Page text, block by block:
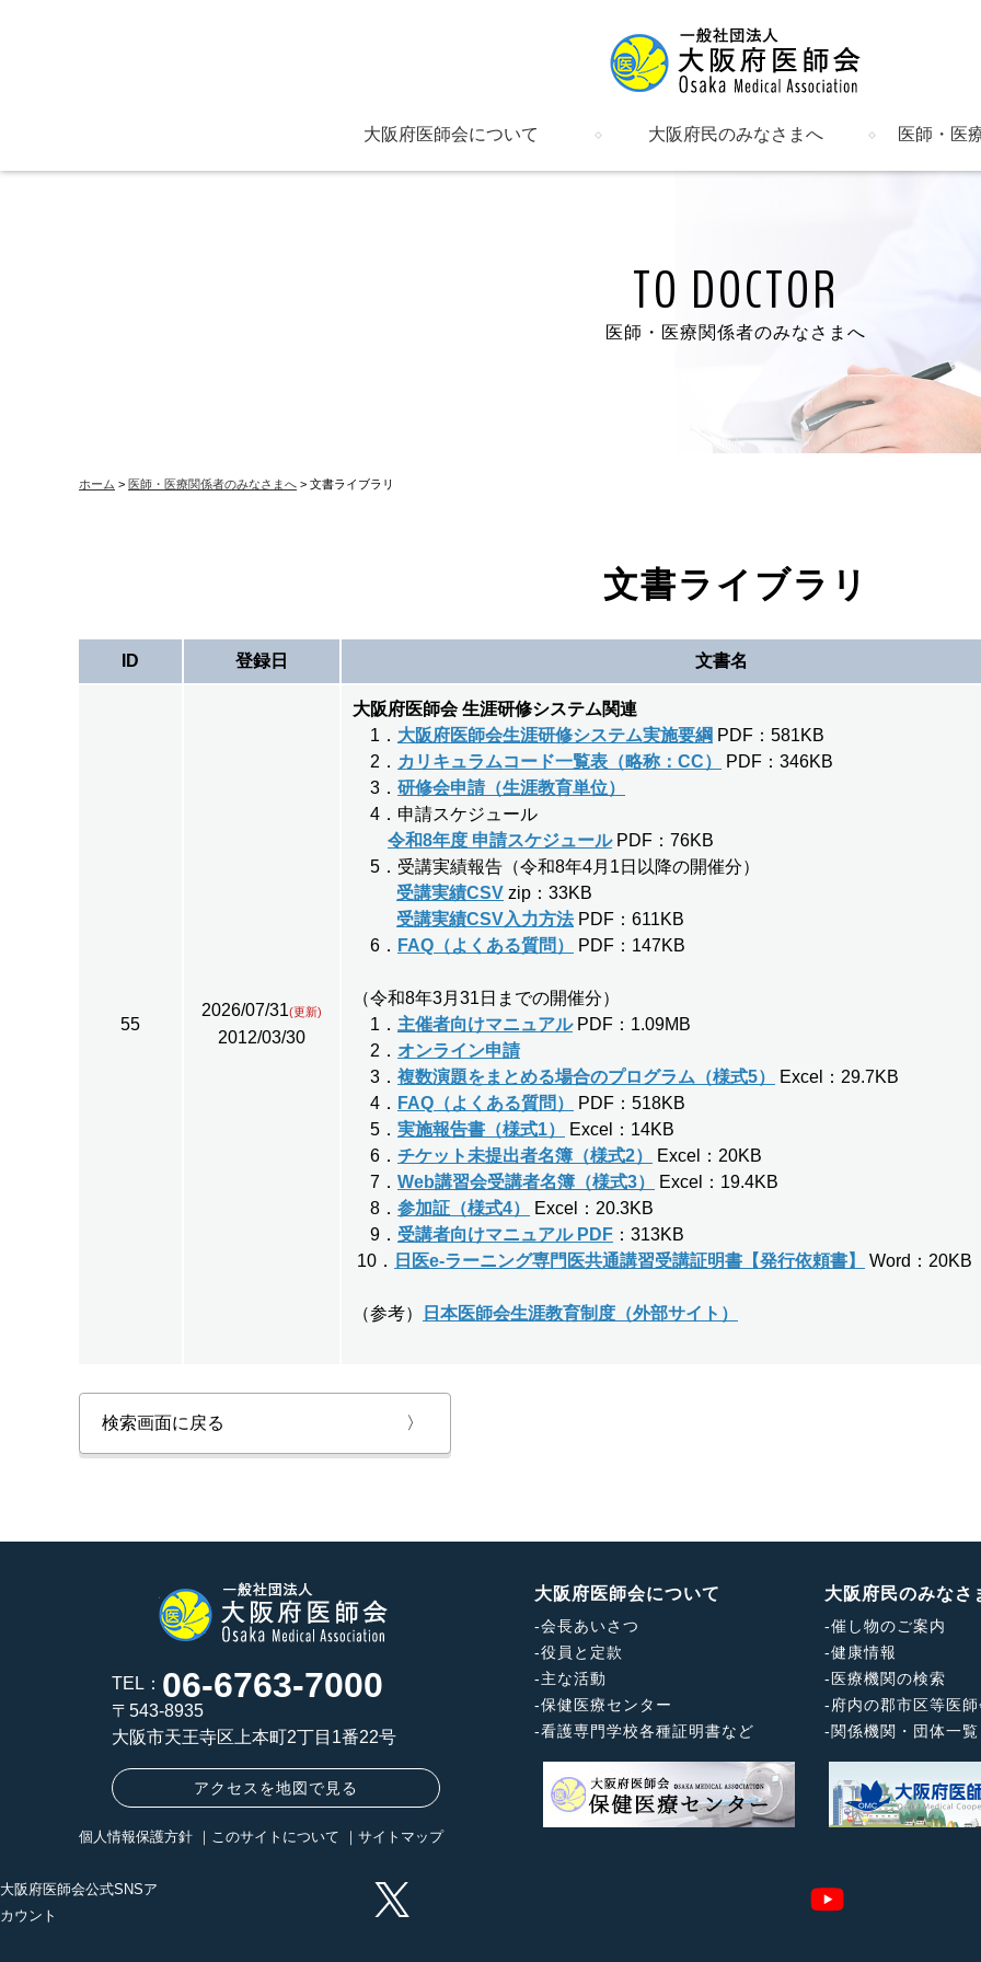
大阪府医師会について
大阪府民のみなさまへ
医師・医
TO DOCTOR
医師・医療関係者のみなさまへ
ホーム > 医師・医療関係者のみなさまへ > 文書ライブラリ
文書ライブラリ
ID 登録日 文書名
55
2026/07/31(更新)
2012/03/30
大阪府医師会 生涯研修システム関連
1． 大阪府医師会生涯研修システム実施要綱 PDF：581KB
2． カリキュラムコード一覧表（略称：CC）
PDF：346KB
3． 研修会申請（生涯教育単位）
4．申請スケジュール
令和8年度 申請スケジュールPDF：76KB
5．受講実績報告（令和8年4月1日以降の開催分）
受講実績CSV zip：33KB
受講実績CSV入力方法PDF：611KB
6． FAQ（よくある質問） PDF：147KB
（令和8年3月31日までの開催分）
1． 主催者向けマニュアルPDF：1.09MB
2． オンライン申請
3． 複数演題をまとめる場合のプログラム（様式5）
Excel：29.7KB
4． FAQ（よくある質問）
PDF：518KB
5． 実施報告書（様式1）
Excel：14KB
6． チケット未提出者名簿（様式2）
Excel：20KB
7． Web講習会受講者名簿 （様式3）
Excel：19.4KB
8． 参加証 （様式4）
Excel：20.3KB
9． 受講者向けマニュアル PDF ：313KB
10．
日医e-ラーニング専門医共通講習受講証明書【発行依頼書】 Word：20KB
（参考） 日本医師会生涯教育制度（外部サイト）
検索画面に戻る 〉
TEL： 06-6763-7000
〒543-8935
大阪市天王寺区上本町2丁目1番22号
アクセスを地図で見る
個人情報保護方針 ｜ このサイトについて ｜ サイトマップ
大阪府医師会について
-会長あいさつ
-役員と定款
-主な活動
-保健医療センター
-看護専門学校各種証明書など
大阪府民のみなさ
-催し物のご案内
-健康情報
- 医療機関の検索
-府内の郡市区等医
-関係機関・団体一覧
大阪府医師会公式SNSア
カウント